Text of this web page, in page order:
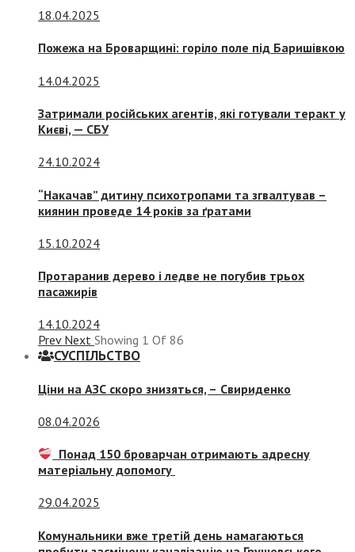
18.04.2025
Пожежа на Броварщині: горіло поле під Баришівкою
14.04.2025
Затримали російських агентів, які готували теракт у
Києві, — СБУ
24.10.2024
“Накачав” дитину психотропами та згвалтував –
киянин проведе 14 років за ґратами
15.10.2024
Протаранив дерево і ледве не погубив трьох
пасажирів
14.10.2024
Prev Next Showing 1 Of 86
СУСПIЛЬСТВО
Ціни на АЗС скоро знизяться, – Свириденко
08.04.2026
Понад 150 броварчан отримають адресну
матеріальну допомогу
29.04.2025
Комунальники вже третій день намагаються